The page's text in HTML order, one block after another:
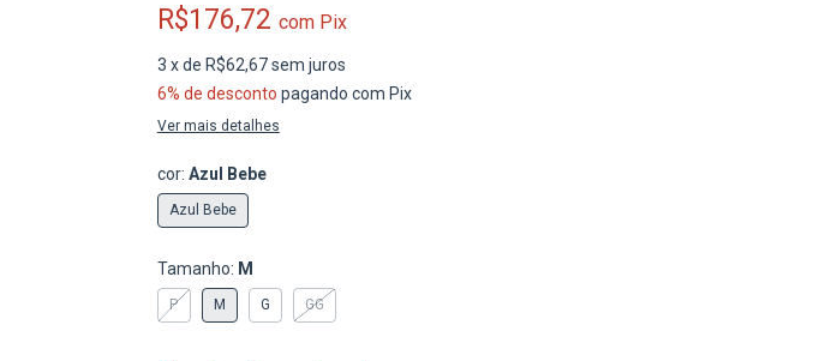
R$176,72 com Pix
3 x de R$62,67 sem juros
6% de desconto pagando com Pix
Ver mais detalhes
cor: Azul Bebe
Azul Bebe
Tamanho: M
P M G GG